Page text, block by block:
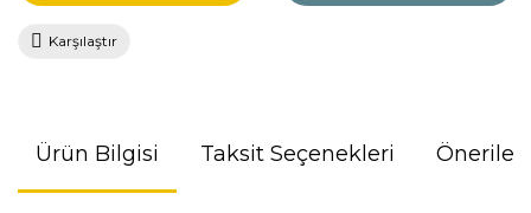
Karşılaştır
Ürün Bilgisi Taksit Seçenekleri